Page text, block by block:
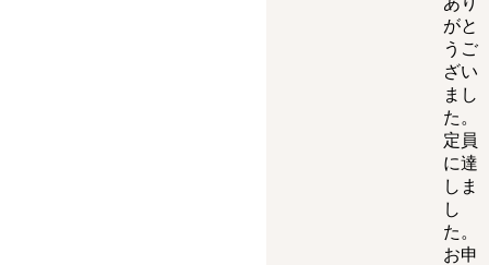
がと
うご
ざい
まし
た。
定員
に達
しま
し
た。
お申